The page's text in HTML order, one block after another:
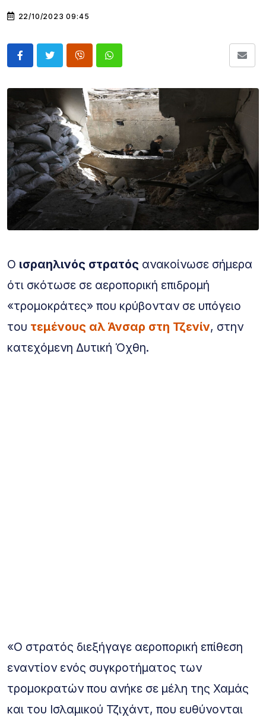
22/10/2023 09:45
Ο ισραηλινός στρατός ανακοίνωσε σήμερα
ότι σκότωσε σε αεροπορική επιδρομή
«τρομοκράτες» που κρύβονταν σε υπόγειο
του τεμένους αλ Άνσαρ στη Τζενίν, στην
κατεχόμενη Δυτική Όχθη.
«Ο στρατός διεξήγαγε αεροπορική επίθεση
εναντίον ενός συγκροτήματος των
τρομοκρατών που ανήκε σε μέλη της Χαμάς
και του Ισλαμικού Τζιχάντ, που ευθύνονται